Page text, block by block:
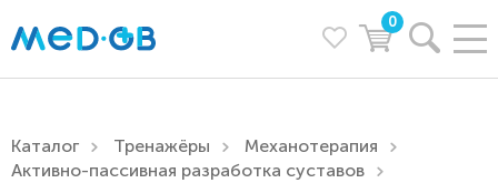
0
Каталог Тренажёры
Механотерапия
Активно-пассивная разработка суставов